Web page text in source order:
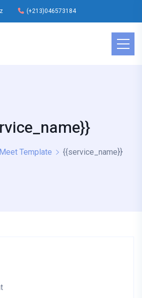
(+213)046573184
Template {{service_name}}